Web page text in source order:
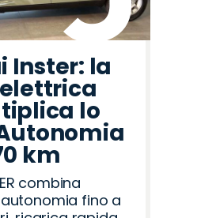
Inster: la
lo
km
combina
fino a